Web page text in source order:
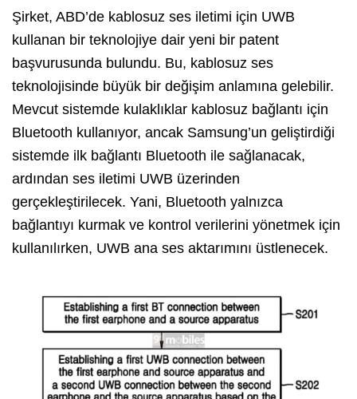
Şirket, ABD’de kablosuz ses iletimi için UWB
kullanan bir teknolojiye dair yeni bir patent
başvurusunda bulundu. Bu, kablosuz ses
teknolojisinde büyük bir değişim anlamına gelebilir.
Mevcut sistemde kulaklıklar kablosuz bağlantı için
Bluetooth kullanıyor, ancak Samsung’un geliştirdiği
sistemde ilk bağlantı Bluetooth ile sağlanacak,
ardından ses iletimi UWB üzerinden
gerçekleştirilecek. Yani, Bluetooth yalnızca
bağlantıyı kurmak ve kontrol verilerini yönetmek için
kullanılırken, UWB ana ses aktarımını üstlenecek.